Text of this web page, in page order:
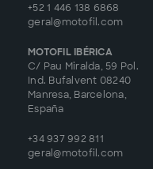
+52 1 446 138 6868
geral@motofil.com
MOTOFIL IBÉRICA
C/ Pau Miralda, 59 Pol.
Ind. Bufalvent 08240
Manresa, Barcelona,
España
+34 937 992 811
geral@motofil.com